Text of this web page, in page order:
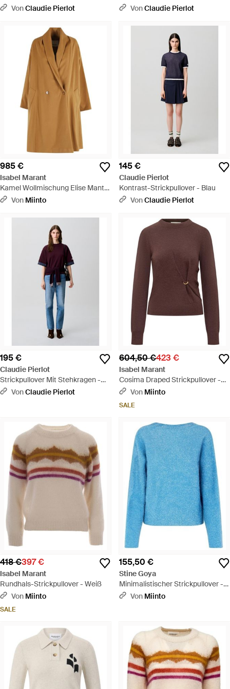
- Weiß
VonClaudie Pierlot
VonClaudie Pierlot
985 €
Isabel Marant
Kamel Wollmischung Elise Mantel
- Braun
Von Miinto
145 €
Claudie Pierlot
Kontrast-Strickpullover - Blau
VonClaudie Pierlot
195 €
Claudie Pierlot
Strickpullover Mit Stehkragen -
BlauVonClaudie Pierlot
604,50 €423 €
Isabel Marant
Cosima Draped Strickpullover -
Braun
Von Miinto
SALE
418 €397 €
Isabel Marant
Rundhals-Strickpullover - Weiß
Von Miinto
SALE
155,50 €
Stine Goya
Minimalistischer Strickpullover -
BlauVon Miinto